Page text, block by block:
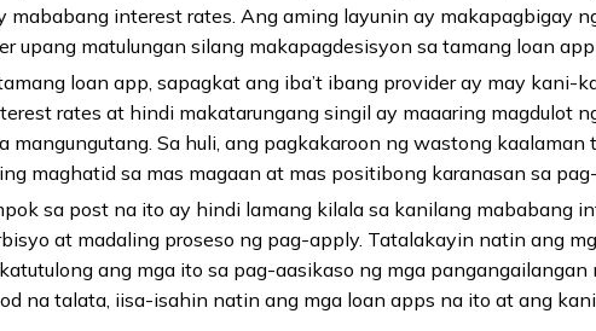
mababang interest rates. Ang aming layunin ay makapagbigay
upang matulungan silang makapagdesisyon sa tamang loan
loan app, sapagkat ang iba’t ibang provider ay may kani-
rates at hindi makatarungang singil ay maaaring magdulot
mangungutang. Sa huli, ang pagkakaroon ng wastong kaalaman
maghatid sa mas magaan at mas positibong karanasan sa
sa post na ito ay hindi lamang kilala sa kanilang mababang
at madaling proseso ng pag-apply. Tatalakayin natin ang
ang mga ito sa pag-aasikaso ng mga pangangailangan
na talata, iisa-isahin natin ang mga loan apps na ito at ang